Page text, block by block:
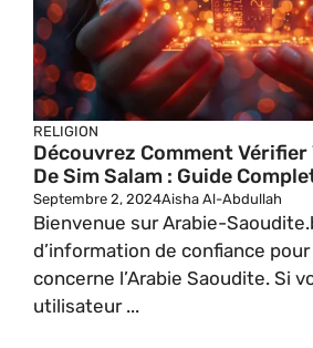
RELIGION
Découvrez Comment
De Sim Salam : Guide
Septembre 2, 2024Aisha Al-Abdullah
Bienvenue sur Arabie-
d’information de confiance
concerne l’Arabie Saoudite. Si
utilisateur ...